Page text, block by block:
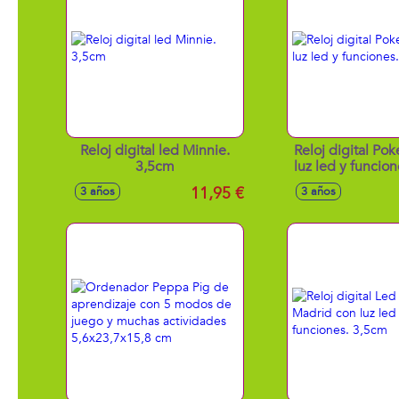
Reloj digital led Minnie.
3,5cm
3 años 11,95 €
Reloj digital
luz led y
3 años